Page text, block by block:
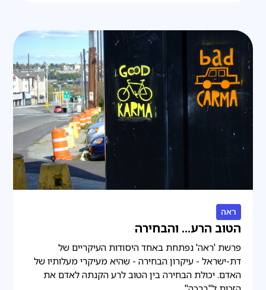
ראה
הטוב הרע... והבחירה
פרשת 'ראה' נפתחת באחד היסודות העיקריים של
דת-ישראל - עיקרון הבחירה - שהיא מעיקרי מעלותיו של
האדם. יכולת הבחירה בין הטוב לרע הקנתה לאדם את